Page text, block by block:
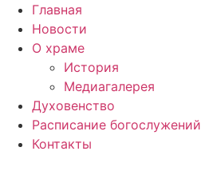
Главная
Новости
О храме
История
Медиагалерея
Духовенство
Расписание богослужений
Контакты